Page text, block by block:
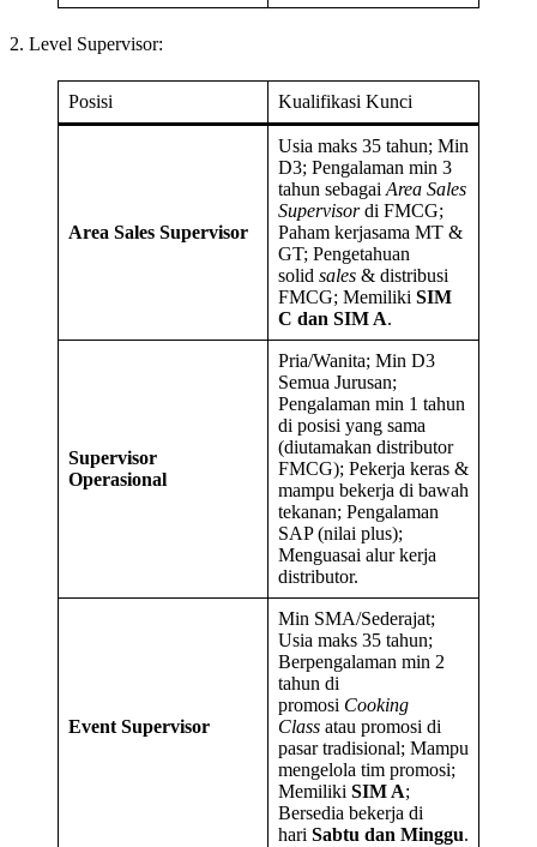
2. Level Supervisor:
Posisi Kualifikasi Kunci
Area Sales Supervisor
Usia maks 35 tahun; Min
D3; Pengalaman min 3
tahun sebagai Area Sales
Supervisordi FMCG;
Paham kerjasama MT &
GT; Pengetahuan
solid sales & distribusi
FMCG; Memiliki SIM
C dan SIM A.
Supervisor
Operasional
Pria/Wanita; Min D3
Semua Jurusan;
Pengalaman min 1 tahun
di posisi yang sama
(diutamakan distributor
FMCG); Pekerja keras &
mampu bekerja di bawah
tekanan; Pengalaman
SAP (nilai plus);
Menguasai alur kerja
distributor.
Event Supervisor
Min SMA/Sederajat;
Usia maks 35 tahun;
Berpengalaman min 2
tahun di
promosi Cooking
Class atau promosi di
pasar tradisional; Mampu
mengelola tim promosi;
Memiliki SIM A;
Bersedia bekerja di
hari Sabtu dan Minggu.